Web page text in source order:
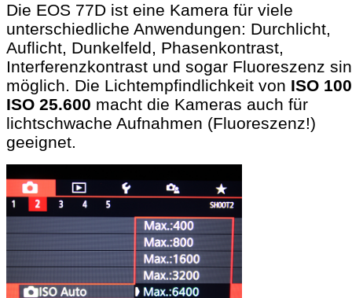
Die EOS 77D ist eine Kamera für viele
unterschiedliche Anwendungen: Durchlicht,
Auflicht, Dunkelfeld, Phasenkontrast,
Interferenzkontrast und sogar Fluoreszenz
möglich. Die Lichtempfindlichkeit von ISO
ISO 25.600 macht die Kameras auch für
lichtschwache Aufnahmen (Fluoreszenz!)
geeignet.